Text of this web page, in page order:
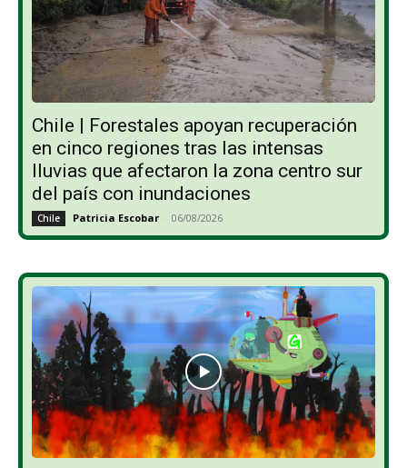
Chile | Forestales apoyan recuperación
en cinco regiones tras las intensas
lluvias que afectaron la zona centro sur
del país con inundaciones
Chile Patricia Escobar - 06/08/2026